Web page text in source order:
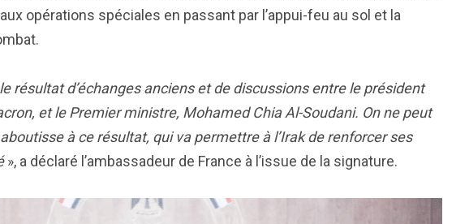
opérations spéciales en passant par l’appui-feu au sol et la
résultat d’échanges anciens et de discussions entre le président
et le Premier ministre, Mohamed Chia Al-Soudani. On ne peut
à ce résultat, qui va permettre à l’Irak de renforcer ses
», a déclaré l’ambassadeur de France à l’issue de la signature.